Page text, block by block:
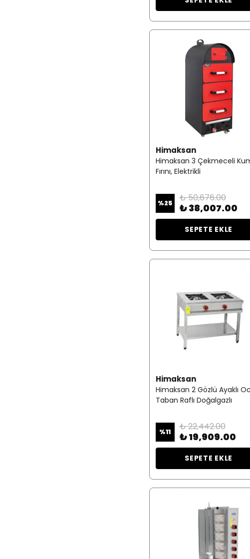
Himaksan
Himaksan 3 Çekmeceli
Fırını, Elektrikli
%25 ₺ 50,676.00
₺ 38,007.00
SEPETE EKLE
Himaksan
Himaksan 2 Gözlü Ayaklı
Taban Raflı Doğalgazlı
%11 ₺ 22,442.00
₺ 19,909.00
SEPETE EKLE